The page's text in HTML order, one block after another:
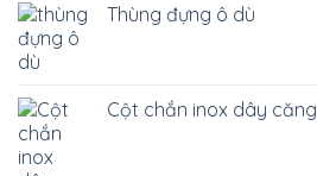
Thùng đựng ô dù
Cột chắn inox dây căng